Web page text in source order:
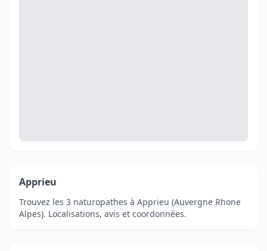
Apprieu
Trouvez les 3 naturopathes à Apprieu (Auvergne Rhone
Alpes). Localisations, avis et coordonnées.